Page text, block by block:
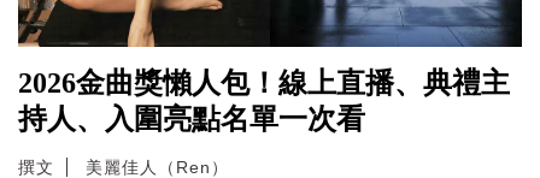
2026金曲獎懶人包！線上直播、典禮主
持人、入圍亮點名單一次看
撰文 美麗佳人（Ren）